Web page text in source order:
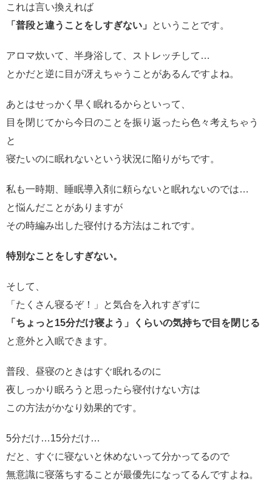
これは言い換えれば
「普段と違うことをしすぎない」
ということです。
アロマ炊いて、半身浴して、ストレッチして…
とかだと逆に目が冴えちゃうことがあるんですよね。
あとはせっかく早く眠れるからといって、
目を閉じてから今日のことを振り返ったら色々考えちゃう
と
寝たいのに眠れないという状況に陥りがちです。
私も一時期、睡眠導入剤に頼らないと眠れないのでは…
と悩んだことがありますが
その時編み出した寝付ける方法はこれです。
特別なことをしすぎない。
そして、
「たくさん寝るぞ！」と気合を入れすぎずに
「ちょっと15分だけ寝よう」
くらいの気持ちで目を閉じる
と意外と入眠できます。
普段、昼寝のときはすぐ眠れるのに
夜しっかり眠ろうと思ったら寝付けない方は
この方法がかなり効果的です。
5分だけ…15分だけ…
だと、すぐに寝ないと休めないって分かってるので
無意識に寝落ちすることが最優先になってるんですよね。